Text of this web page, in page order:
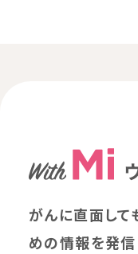
がんに直面して
めの情報を発信